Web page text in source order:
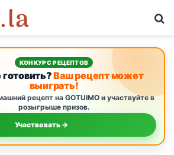
КОНКУРС РЕЦЕПТОВ
Ваш рецепт может
выиграть!
рецепт на GOTUIMO и участвуйте в
розыгрыше призов.
Участвовать →